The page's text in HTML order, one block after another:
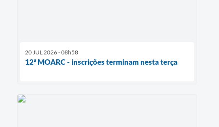
20 JUL 2026 - 08h58
12ª MOARC - inscrições terminam nesta terça